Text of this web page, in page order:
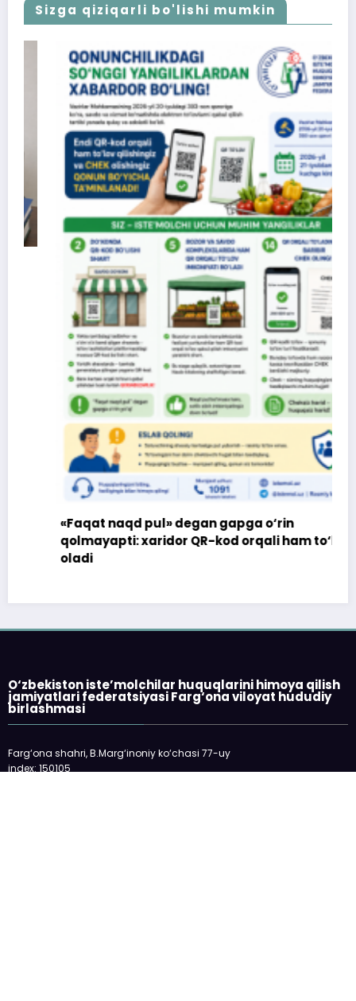
Sizga qiziqarli bo'lishi mumkin
«Faqat naqd pul» degan gapga o‘rin
qolmayapti: xaridor QR-kod orqali ham to‘lay
oladi
O‘zbekiston iste’molchilar huquqlarini himoya qilish
jamiyatlari federatsiyasi Farg‘ona viloyat hududiy
birlashmasi
Farg‘ona shahri, B.Marg‘inoniy ko‘chasi 77-uy
index: 150105